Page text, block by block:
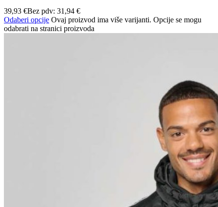
39,93 €Bez pdv: 31,94 €
Odaberi opcije Ovaj proizvod ima više varijanti. Opcije se mogu
odabrati na stranici proizvoda